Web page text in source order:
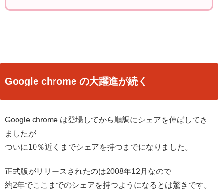
Google chrome の大躍進が続く
Google chrome は登場してから順調にシェアを伸ばしてき
ましたが
ついに10％近くまでシェアを持つまでになりました。
正式版がリリースされたのは2008年12月なので
約2年でここまでのシェアを持つようになるとは驚きです。